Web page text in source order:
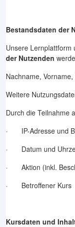
Bestandsdaten der
Unsere Lernplattform
der Nutzenden
Nachname,
Weitere
Durch die Teilnahme
· IP-Adresse und
· Datum und
· Aktion (inkl.
· Betroffener Kurs
Kursdaten und